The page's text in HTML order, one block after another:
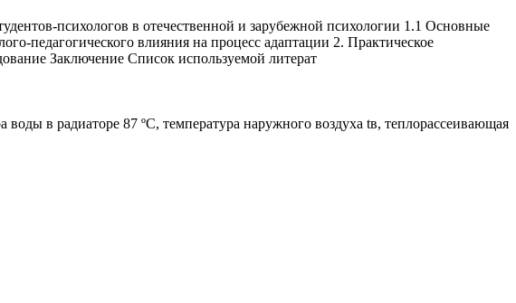
психологов в отечественной и зарубежной психологии 1.1 Основные
педагогического влияния на процесс адаптации 2. Практическое
Заключение Список используемой литерат
в радиаторе 87 ºС, температура наружного воздуха tв, теплорассеивающая